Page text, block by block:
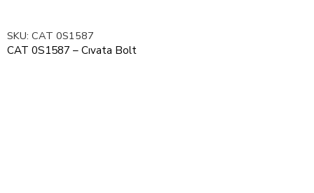
SKU: CAT 0S1587
CAT 0S1587 – Cıvata Bolt